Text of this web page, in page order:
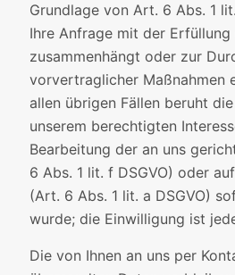
Grundlage von Art. 6 Abs. 1
Ihre Anfrage mit der Erfüllung
zusammenhängt oder zur
vorvertraglicher Maßnahmen
allen übrigen Fällen beruht
unserem berechtigten
Bearbeitung der an uns
6 Abs. 1 lit. f DSGVO) oder
(Art. 6 Abs. 1 lit. a DSGVO)
wurde; die Einwilligung ist
Die von Ihnen an uns per